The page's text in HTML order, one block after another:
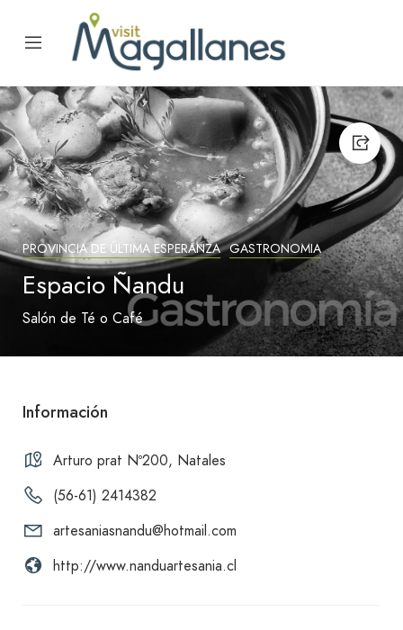
PROVINCIA DE ÚLTIMA ESPERANZA GASTRONOMIA
Espacio Ñandu
Salón de Té o Café
Información
Arturo prat Nº200, Natales
(56-61) 2414382
artesaniasnandu@hotmail.com
http://www.nanduartesania.cl